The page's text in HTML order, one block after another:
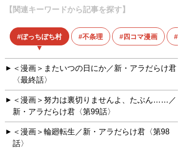
【関連キーワードから記事を探す】
ぼっちぼち村 不条理 四コマ漫画
＜漫画＞またいつの日にか／新・アラだらけ君
〈最終話〉
＜漫画＞努力は裏切りませんよ、たぶん……／
新・アラだらけ君〈第99話〉
＜漫画＞輪廻転生／新・アラだらけ君〈第98
話〉